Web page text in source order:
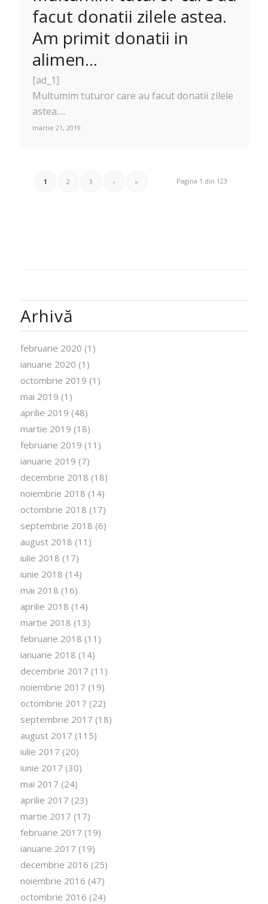
facut donatii zilele astea.
Am primit donatii in
alimen…
[ad_1]
Multumim tuturor care au facut donatii zilele
astea.…
martie 21, 2019
Pagina 1 din 123
1 2 3 › »
Arhivă
februarie 2020 (1)
ianuarie 2020 (1)
octombrie 2019 (1)
mai 2019 (1)
aprilie 2019 (48)
martie 2019 (18)
februarie 2019 (11)
ianuarie 2019 (7)
decembrie 2018 (18)
noiembrie 2018 (14)
octombrie 2018 (17)
septembrie 2018 (6)
august 2018 (11)
iulie 2018 (17)
iunie 2018 (14)
mai 2018 (16)
aprilie 2018 (14)
martie 2018 (13)
februarie 2018 (11)
ianuarie 2018 (14)
decembrie 2017 (11)
noiembrie 2017 (19)
octombrie 2017 (22)
septembrie 2017 (18)
august 2017 (115)
iulie 2017 (20)
iunie 2017 (30)
mai 2017 (24)
aprilie 2017 (23)
martie 2017 (17)
februarie 2017 (19)
ianuarie 2017 (19)
decembrie 2016 (25)
noiembrie 2016 (47)
octombrie 2016 (24)